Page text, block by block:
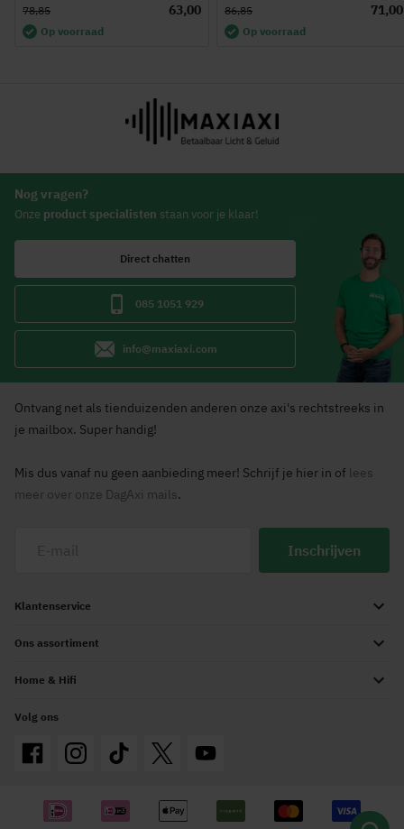
63,00
78,85
Op voorraad
71,00
86,85
Op voorraad
Nog vragen?
Onze product specialisten staan voor je klaar!
Direct chatten
085 1051 929
info@maxiaxi.com
Ontvang net als tienduizenden anderen onze axi's rechtstreeks in
je mailbox. Super handig!
Mis dus vanaf nu geen aanbieding meer! Schrijf je hier in of lees
meer over onze DagAxi mails.
Inschrijven
Klantenservice
Ons assortiment
Home & Hifi
Volg ons